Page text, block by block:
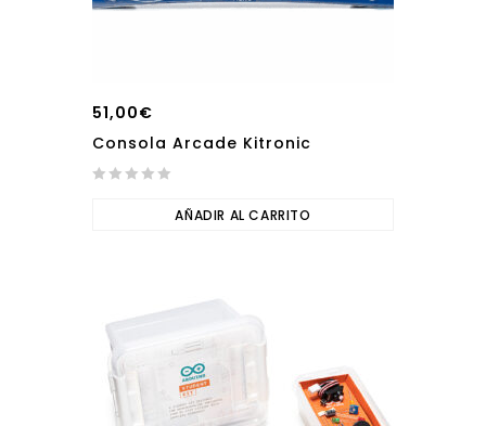
51,00€
Consola Arcade Kitronic
AÑADIR AL CARRITO